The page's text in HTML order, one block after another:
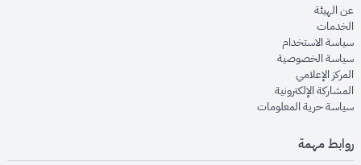
عن الهيئةopens in new window
الخدماتopens in new window
سياسة الاستخدامopens in new window
سياسة الخصوصيةopens in new window
المركز الإعلاميopens in new window
المشاركة الإلكترونيةopens in new window
سياسة حرية المعلوماتopens in new window
روابط مهمة